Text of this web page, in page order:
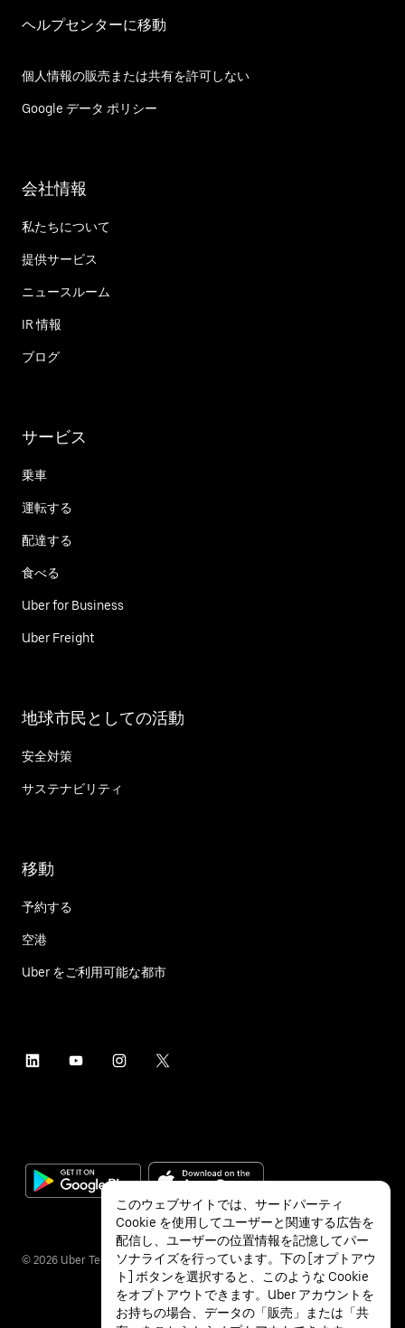
ヘルプセンターに移動
個人情報の販売または共有を許可しない
Google データ ポリシー
会社情報
私たちについて
提供サービス
ニュースルーム
IR 情報
ブログ
サービス
乗車
運転する
配達する
食べる
Uber for Business
Uber Freight
地球市民としての活動
安全対策
サステナビリティ
移動
予約する
空港
Uber をご利用可能な都市
© 2026 Uber Technologies Inc.
このウェブサイトでは、サードパーティ
Cookie を使用してユーザーと関連する広告を
配信し、ユーザーの位置情報を記憶してパー
ソナライズを行っています。下の [オプトアウ
ト] ボタンを選択すると、このような Cookie
をオプトアウトできます。Uber アカウントを
お持ちの場合、データの「販売」または「共